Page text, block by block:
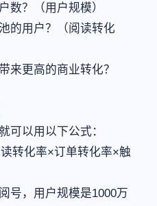
数？（用户规模）
的用户？（阅读转化
来更高的商业转化？
可以用以下公式：
转化率×订单转化率×触
号，用户规模是1000万